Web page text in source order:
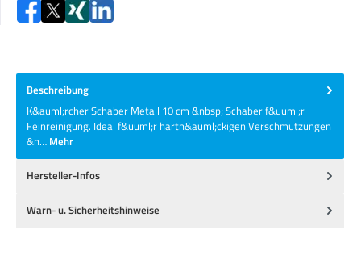
Beschreibung
K&auml;rcher Schaber Metall 10 cm &nbsp; Schaber f&uuml;r
Feinreinigung. Ideal f&uuml;r hartn&auml;ckigen Verschmutzungen
&n… Mehr
Hersteller-Infos
Warn- u. Sicherheitshinweise